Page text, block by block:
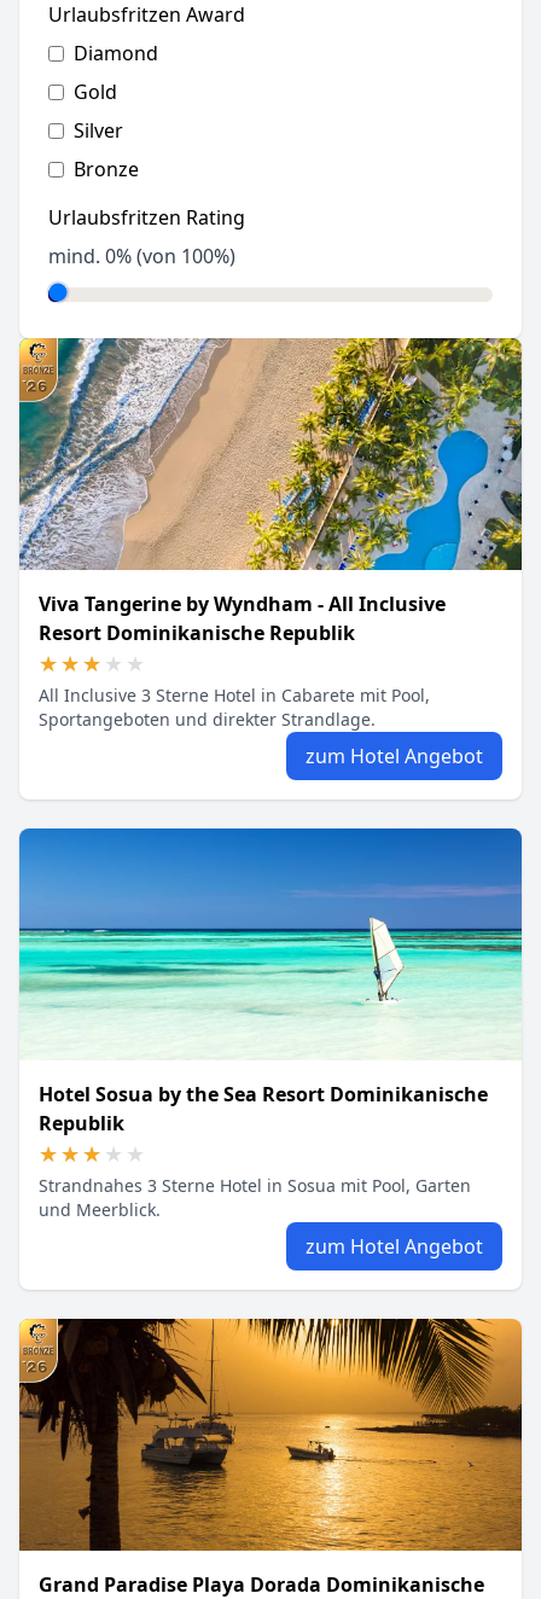
Urlaubsfritzen Award
Diamond
Gold
Silver
Bronze
Urlaubsfritzen Rating
mind. 0% (von 100%)
Viva Tangerine by Wyndham - All Inclusive
Resort Dominikanische Republik
★★★★★
★★★★★
All Inclusive 3 Sterne Hotel in Cabarete mit Pool,
Sportangeboten und direkter Strandlage.
zum Hotel Angebot
Hotel Sosua by the Sea Resort Dominikanische
Republik
★★★★★
★★★★★
Strandnahes 3 Sterne Hotel in Sosua mit Pool, Garten
und Meerblick.
zum Hotel Angebot
Grand Paradise Playa Dorada Dominikanische